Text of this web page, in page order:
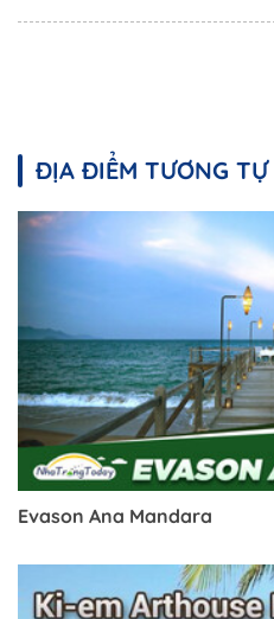
ĐỊA ĐIỂM TƯƠNG TỰ
Evason Ana Mandara